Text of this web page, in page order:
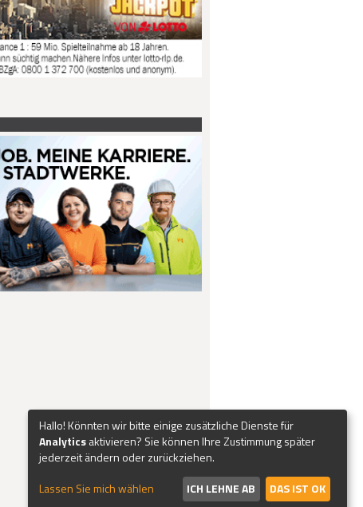
Hallo! Könnten wir bitte einige zusätzliche Dienste für
Analyticsaktivieren? Sie können Ihre Zustimmung später
jederzeit ändern oder zurückziehen.
Lassen Sie mich wählen
ICH LEHNE AB DAS IST OK